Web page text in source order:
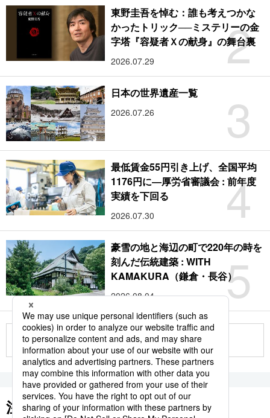
2
東野圭吾を悼む：誰も考えつかな
かったトリック──ミステリーの金
字塔『容疑者Ｘの献身』の舞台裏
2026.07.29
3
日本の世界遺産一覧
2026.07.26
4
最低賃金55円引き上げ、全国平均
1176円に―厚労省審議会 : 前年度
実績を下回る
2026.07.30
5
豪雪の地と海辺の町で220年の時を
刻んだ伝統建築 : WITH
KAMAKURA（鎌倉・長谷）
2026.08.04
もっと見る
注目のキーワード